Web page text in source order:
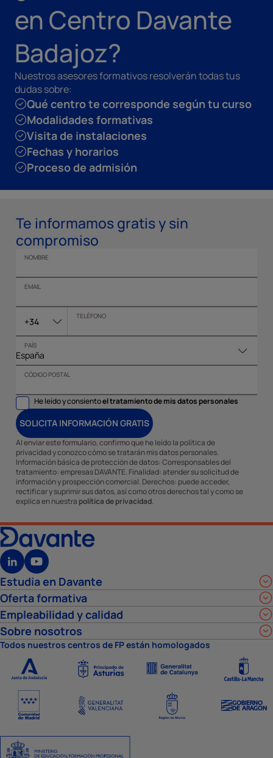
en Centro Davante
Badajoz?
Nuestros asesores formativos resolverán todas tus
dudas sobre:
Qué centro te corresponde según tu curso
Modalidades formativas
Visita de instalaciones
Fechas y horarios
Proceso de admisión
Te informamos gratis y sin
compromiso
NOMBRE
EMAIL
+34 TELÉFONO
PAÍS
CÓDIGO POSTAL
He leído y consientoel tratamiento de mis datos personales
SOLICITA INFORMACIÓN GRATIS
Al enviar este formulario, confirmo que he leído la política de
privacidad y conozco cómo se tratarán mis datos personales.
Información básica de protección de datos: Corresponsables del
tratamiento: empresas DAVANTE. Finalidad: atender su solicitud de
información y prospección comercial. Derechos: puede acceder,
rectificar y suprimir sus datos, así como otros derechos tal y como se
explica en nuestra política de privacidad.
Estudia en Davante
Oferta formativa
Empleabilidad y calidad
Sobre nosotros
Todos nuestros centros de FP están homologados